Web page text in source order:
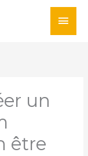
un
être